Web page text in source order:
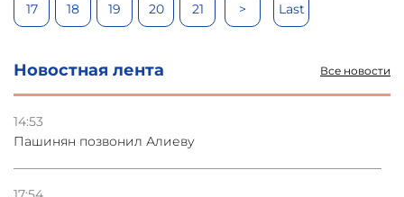
17 18 19 20 21 > Last
Новостная лента Все новости
14:53
Пашинян позвонил Алиеву